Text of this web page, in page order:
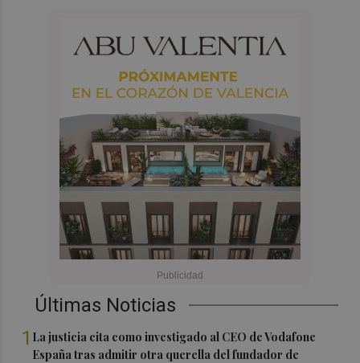
Últimas Noticias
1 La justicia cita como investigado al CEO de Vodafone
España tras admitir otra querella del fundador de